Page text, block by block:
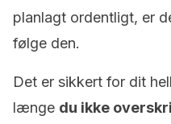
planlagt ordentligt, er
følge den.
Det er sikkert for dit
længe du ikke